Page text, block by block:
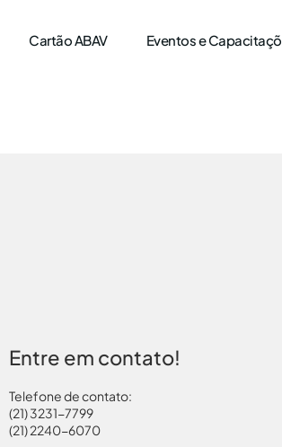
Cartão ABAV Eventos e
Entre em contato!
Telefone de contato:
(21) 3231-7799
(21) 2240-6070